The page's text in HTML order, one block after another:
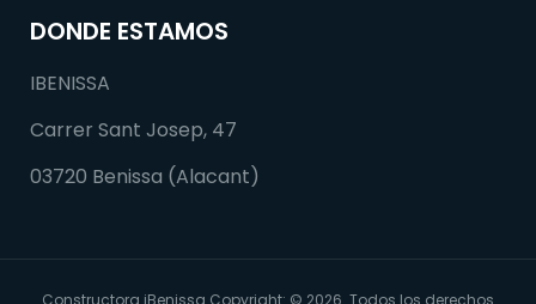
DONDE ESTAMOS
IBENISSA
Carrer Sant Josep, 47
03720 Benissa (Alacant)
Constructora iBenissa Copyright: © 2026. Todos los derechos